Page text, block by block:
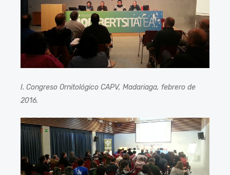
I. Congreso Ornitológico CAPV, Madariaga, febrero de
2016.